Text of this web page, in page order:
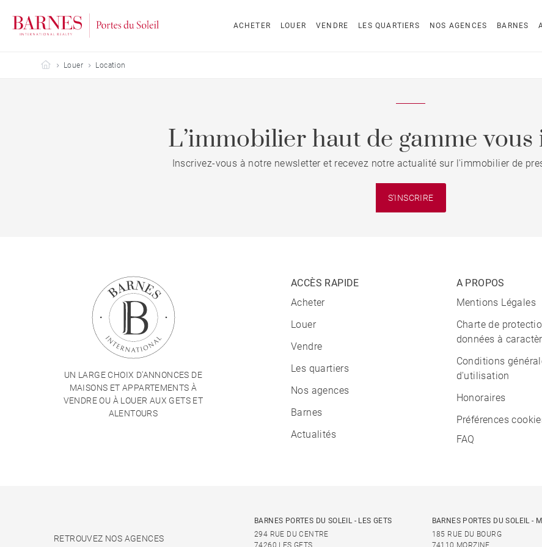
ACHETER LOUER VENDRE LES QUARTIERS NOS AGENCES BARNES
Barnes Portes du Soleil
Louer Location
L’immobilier haut de gamme vous
Inscrivez-vous à notre newsletter et recevez notre actualité sur l'immobilier de
S'INSCRIRE
UN LARGE CHOIX D'ANNONCES DE
MAISONS ET APPARTEMENTS À
VENDRE OU À LOUER AUX GETS ET
ALENTOURS
ACCÈS RAPIDE
Acheter
Louer
Vendre
Les quartiers
Nos agences
Barnes
Actualités
A PROPOS
Mentions Légales
Charte de
données à
Conditions
d'utilisation
Honoraires
Préférences
FAQ
RETROUVEZ NOS AGENCES
BARNES PORTES DU SOLEIL - LES GETS
294 RUE DU CENTRE
74260 LES GETS
BARNES PORTES DU SOLEIL -
185 RUE DU BOURG
74110 MORZINE